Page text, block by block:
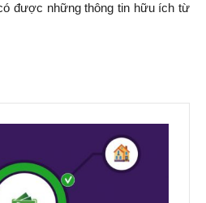
được những thông tin hữu ích từ